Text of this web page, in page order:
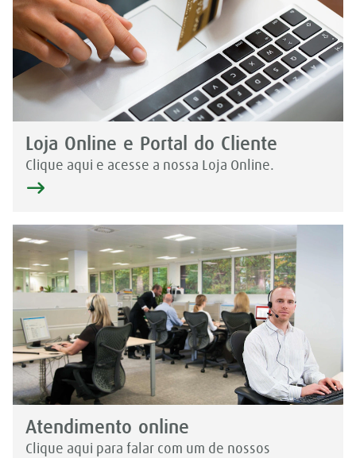
Loja Online e Portal do Cliente
Clique aqui e acesse a nossa Loja Online.
Atendimento online
Clique aqui para falar com um de nossos